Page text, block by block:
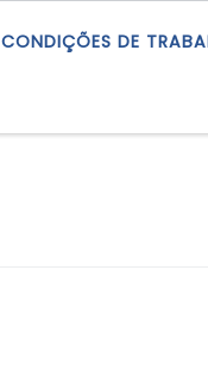
CONDIÇÕES DE